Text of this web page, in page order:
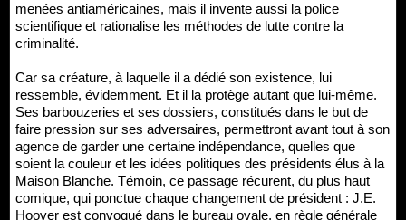
menées antiaméricaines, mais il invente aussi la police
scientifique et rationalise les méthodes de lutte contre la
criminalité.
Car sa créature, à laquelle il a dédié son existence, lui
ressemble, évidemment. Et il la protège autant que lui-même.
Ses barbouzeries et ses dossiers, constitués dans le but de
faire pression sur ses adversaires, permettront avant tout à son
agence de garder une certaine indépendance, quelles que
soient la couleur et les idées politiques des présidents élus à la
Maison Blanche. Témoin, ce passage récurent, du plus haut
comique, qui ponctue chaque changement de président : J.E.
Hoover est convoqué dans le bureau ovale, en règle générale